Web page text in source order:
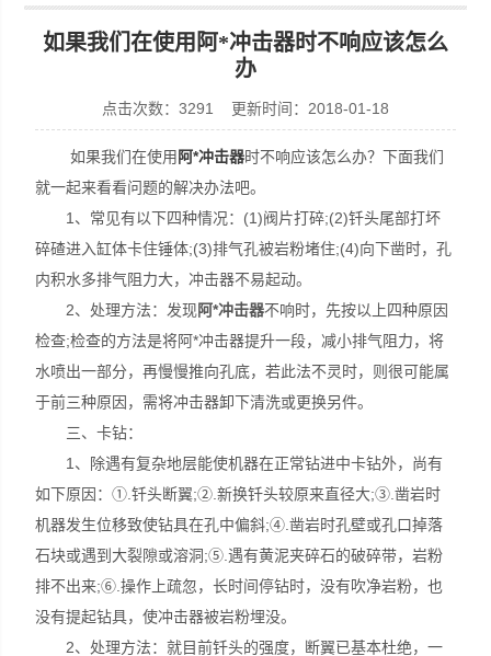
宣化县瑞科钻孔机械厂
该怎么办
如果我们在使用阿*冲击器时不响应该怎么
办
点击次数：3291 更新时间：2018-01-18
如果我们在使用 阿*冲击器时不响应该怎么办？下面我们
就一起来看看问题的解决办法吧。
1、常见有以下四种情况：(1)阀片打碎;(2)钎头尾部打坏
碎碴进入缸体卡住锤体;(3)排气孔被岩粉堵住;(4)向下凿时，孔
内积水多排气阻力大，冲击器不易起动。
2、处理方法：发现阿*冲击器不响时，先按以上四种原因
检查;检查的方法是将阿*冲击器提升一段，减小排气阻力，将
水喷出一部分，再慢慢推向孔底，若此法不灵时，则很可能属
于前三种原因，需将冲击器卸下清洗或更换另件。
三、卡钻：
1、除遇有复杂地层能使机器在正常钻进中卡钻外，尚有
如下原因：①.钎头断翼;②.新换钎头较原来直径大;③.凿岩时
机器发生位移致使钻具在孔中偏斜;④.凿岩时孔壁或孔口掉落
石块或遇到大裂隙或溶洞;⑤.遇有黄泥夹碎石的破碎带，岩粉
排不出来;⑥.操作上疏忽，长时间停钻时，没有吹净岩粉，也
没有提起钻具，使冲击器被岩粉埋没。
2、处理方法：就目前钎头的强度，断翼已基本杜绝，一